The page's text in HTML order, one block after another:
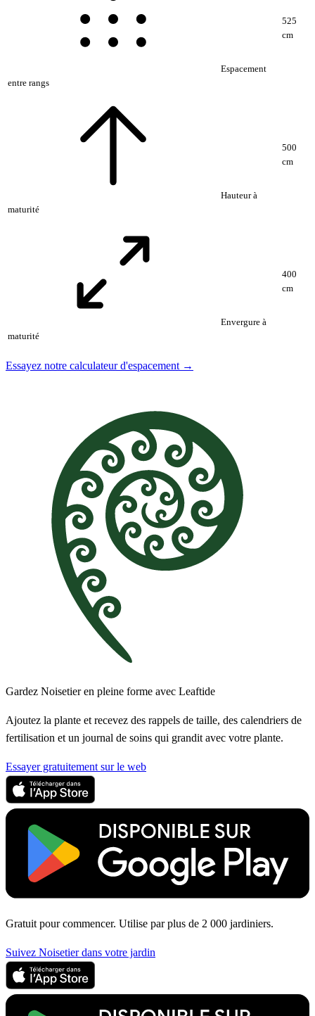
Espacement
entre rangs
525
cm
Hauteur à
maturité
500
cm
Envergure à
maturité
400
cm
Essayez notre calculateur d'espacement →
Gardez Noisetier en pleine forme avec Leaftide
Ajoutez la plante et recevez des rappels de taille, des calendriers de
fertilisation et un journal de soins qui grandit avec votre plante.
Essayer gratuitement sur le web
Gratuit pour commencer. Utilise par plus de 2 000 jardiniers.
Suivez Noisetier dans votre jardin